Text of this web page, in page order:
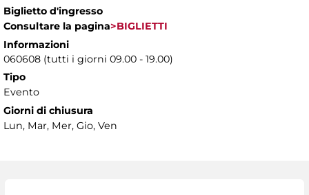
Biglietto d'ingresso
Consultare la pagina>BIGLIETTI
Informazioni
060608 (tutti i giorni 09.00 - 19.00)
Tipo
Evento
Giorni di chiusura
Lun, Mar, Mer, Gio, Ven